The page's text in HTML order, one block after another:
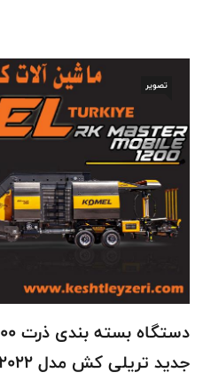
تصویر
جدید تریلی کش مدل 2022